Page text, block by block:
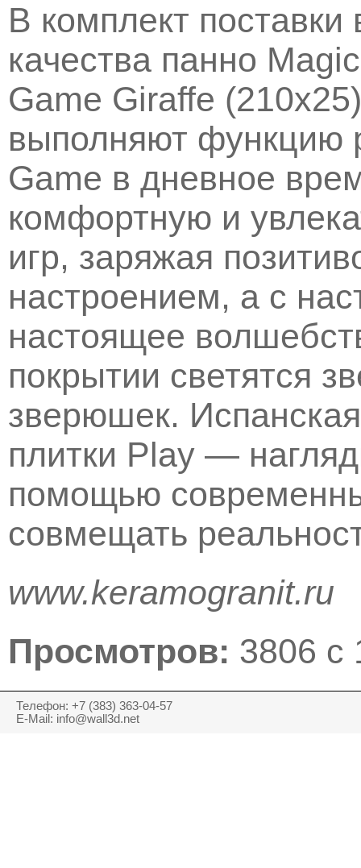
В комплект
качества панно
Game Giraffe
выполняют функцию
Game в дневное
комфортную и
игр, заряжая
настроением, а с
настоящее
покрытии светятся
зверюшек.
плитки Play —
помощью
совмещать
www.keramogranit.ru
Просмотров: 3806 с
Телефон: +7 (383) 363-04-57
E-Mail: info@wall3d.net